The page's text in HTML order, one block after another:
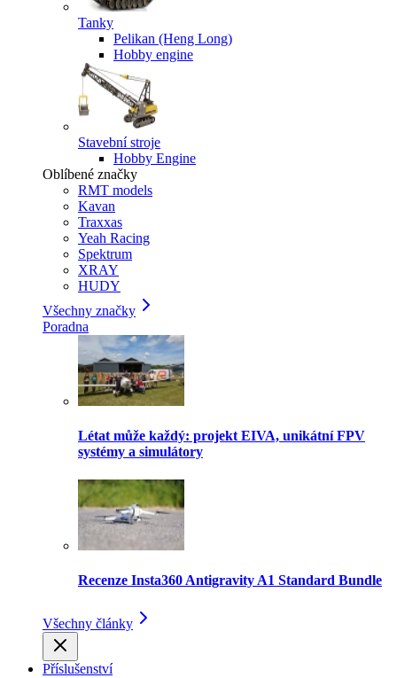
Tanky
Pelikan (Heng Long)
Hobby engine
Stavební stroje
Hobby Engine
Oblíbené značky
RMT models
Kavan
Traxxas
Yeah Racing
Spektrum
XRAY
HUDY
Všechny značky
Poradna
Létat může každý: projekt EIVA, unikátní FPV
systémy a simulátory
Recenze Insta360 Antigravity A1 Standard Bundle
Všechny články
Příslušenství